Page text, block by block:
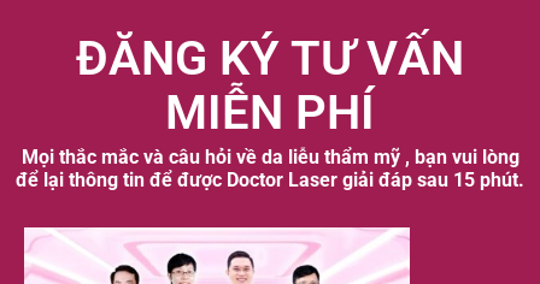
ĐĂNG KÝ TƯ VẤN
MIỄN PHÍ
Mọi thắc mắc và câu hỏi về da liễu thẩm mỹ , bạn vui lòng
để lại thông tin để được Doctor Laser giải đáp sau 15 phút.